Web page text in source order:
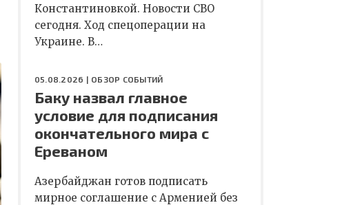
Константиновкой. Новости СВО
сегодня. Ход спецоперации на
Украине. В…
05.08.2026 | ОБЗОР СОБЫТИЙ
Баку назвал главное
условие для подписания
окончательного мира с
Ереваном
Азербайджан готов подписать
мирное соглашение с Арменией без